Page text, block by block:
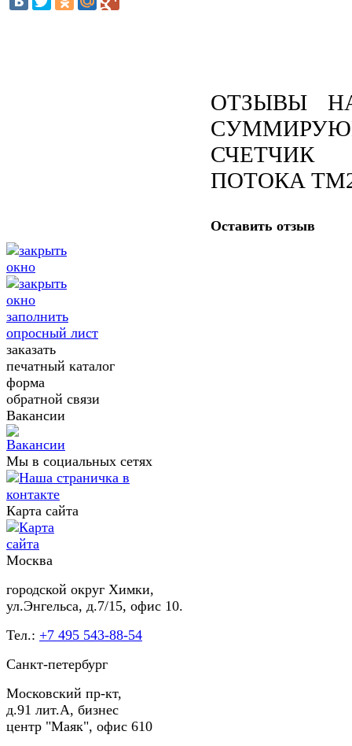
ОТЗЫВЫ
СЧЕТЧИК
ПОТОКА
Оставить отзыв
заполнить
опросный лист
заказать
печатный каталог
форма
обратной связи
Вакансии
Мы в социальных сетях
Карта сайта
Москва
городской округ Химки,
ул.Энгельса, д.7/15, офис 10.
Тел.: +7 495 543-88-54
Санкт-петербург
Московский пр-кт,
д.91 лит.А, бизнес
центр "Маяк", офис 610